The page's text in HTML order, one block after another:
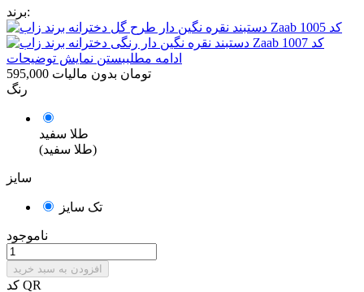
برند:
ادامه مطلببستن نمایش توضیحات
595,000 تومان بدون مالیات
رنگ
طلا سفید
(طلا سفید)
سایز
تک سایز
ناموجود
افزودن به سبد خرید
کد QR